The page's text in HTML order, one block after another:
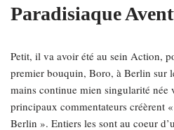
Paradisiaque
Petit, il va avoir été au sein Action,
premier bouquin, Boro, à Berlin
mains continue mien singularité née
principaux commentateurs créèrent
Berlin ». Entiers les sont au coeur